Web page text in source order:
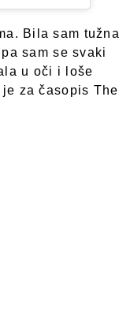
Bila sam tužna
sam se svaki
u oči i loše
za časopis The